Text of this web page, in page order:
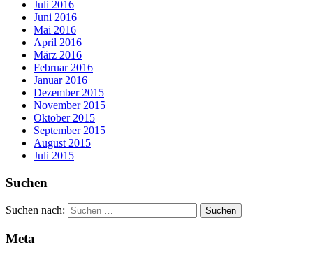
Juli 2016
Juni 2016
Mai 2016
April 2016
März 2016
Februar 2016
Januar 2016
Dezember 2015
November 2015
Oktober 2015
September 2015
August 2015
Juli 2015
Suchen
Suchen nach:
Meta